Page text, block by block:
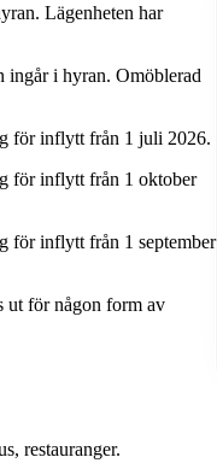
Lägenheten har
ingåri hyran. Omöblerad
förinflytt från 1 juli 2026.
förinflytt från 1 oktober
förinflytt från 1 september
ut förnågon form av
restauranger.